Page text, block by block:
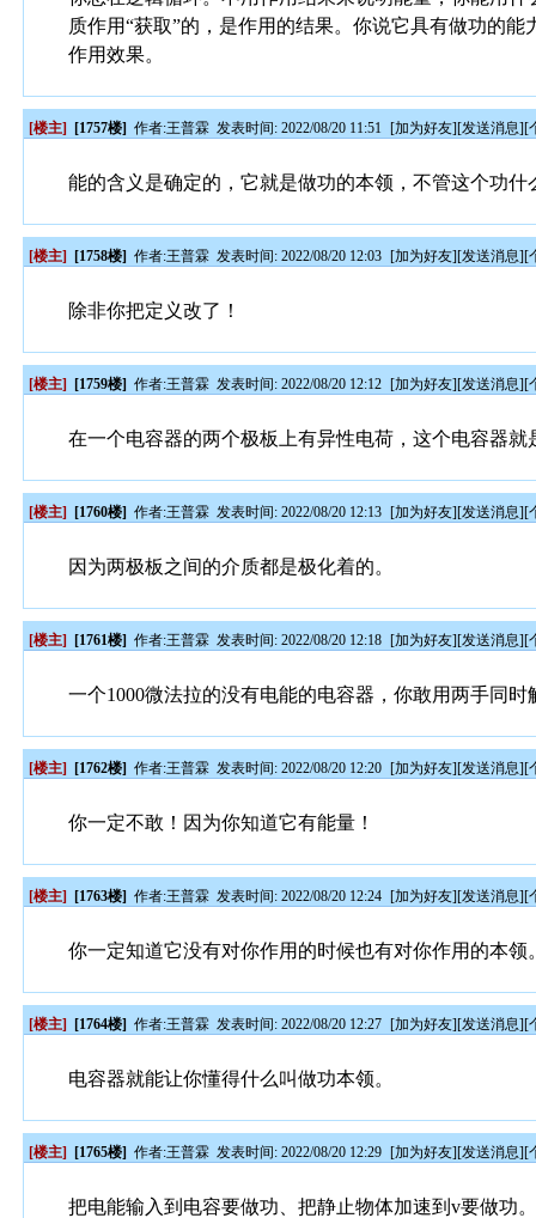
质作用“获取”的，是作用的结果。你说它具有做功的
作用效果。
[楼主] [1757楼] 作者:王普霖 发表时间: 2022/08/20 11:51 [加为好友][发送消息][
能的含义是确定的，它就是做功的本领，不管这个功什
[楼主] [1758楼] 作者:王普霖 发表时间: 2022/08/20 12:03 [加为好友][发送消息][
除非你把定义改了！
[楼主] [1759楼] 作者:王普霖 发表时间: 2022/08/20 12:12 [加为好友][发送消息][
在一个电容器的两个极板上有异性电荷，这个电容器
[楼主] [1760楼] 作者:王普霖 发表时间: 2022/08/20 12:13 [加为好友][发送消息][
因为两极板之间的介质都是极化着的。
[楼主] [1761楼] 作者:王普霖 发表时间: 2022/08/20 12:18 [加为好友][发送消息][
一个1000微法拉的没有电能的电容器，你敢用两手同
[楼主] [1762楼] 作者:王普霖 发表时间: 2022/08/20 12:20 [加为好友][发送消息][
你一定不敢！因为你知道它有能量！
[楼主] [1763楼] 作者:王普霖 发表时间: 2022/08/20 12:24 [加为好友][发送消息][
你一定知道它没有对你作用的时候也有对你作用的本
[楼主] [1764楼] 作者:王普霖 发表时间: 2022/08/20 12:27 [加为好友][发送消息][
电容器就能让你懂得什么叫做功本领。
[楼主] [1765楼] 作者:王普霖 发表时间: 2022/08/20 12:29 [加为好友][发送消息][
把电能输入到电容要做功、把静止物体加速到v要做功